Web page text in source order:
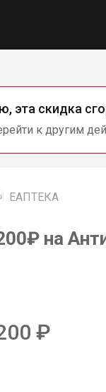
эта скидка
к другим
ЕАПТЕКА
на
₽